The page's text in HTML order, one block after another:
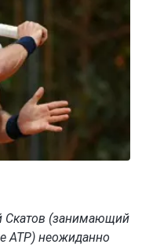
Скатов (занимающий
ATP) неожиданно